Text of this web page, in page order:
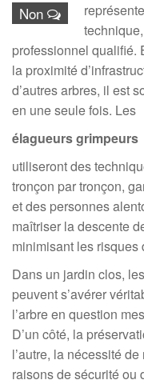
Non
professionnel qualifié.
la proximité
d’autres arbres, il est
en une seule fois. Les
élagueurs grimpeurs
utiliseront des
tronçon par tronçon,
et des personnes
maîtriser la descente
minimisant les risques
Dans un jardin clos,
peuvent s’avérer
l’arbre en question
D’un côté, la
l’autre, la nécessité
raisons de sécurité ou